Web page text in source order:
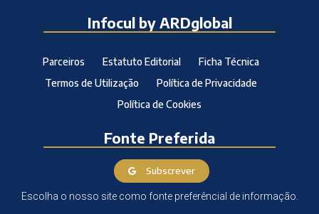
Infocul by ARDglobal
Parceiros Estatuto Editorial
Ficha Técnica
Termos de Utilização
Política de Privacidade
Política de Cookies
Fonte Preferida
Subscrever
Escolha o nosso site como fonte preferêncial de informação.